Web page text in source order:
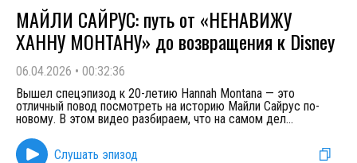
МАЙЛИ САЙРУС: путь от «НЕНАВИЖУ
ХАННУ МОНТАНУ» до возвращения к Disney
06.04.2026 • 00:32:36
Вышел спецэпизод к 20-летию Hannah Montana — это
отличный повод посмотреть на историю Майли Сайрус по-
новому. В этом видео разбираем, что на самом дел...
Слушать эпизод